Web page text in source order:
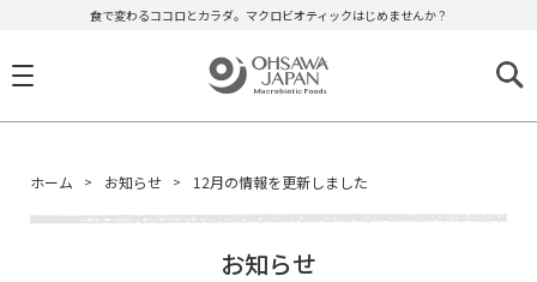
食で変わるココロとカラダ。マクロビオティックはじめませんか？
ホーム お知らせ 12月の情報を更新しました
お知らせ